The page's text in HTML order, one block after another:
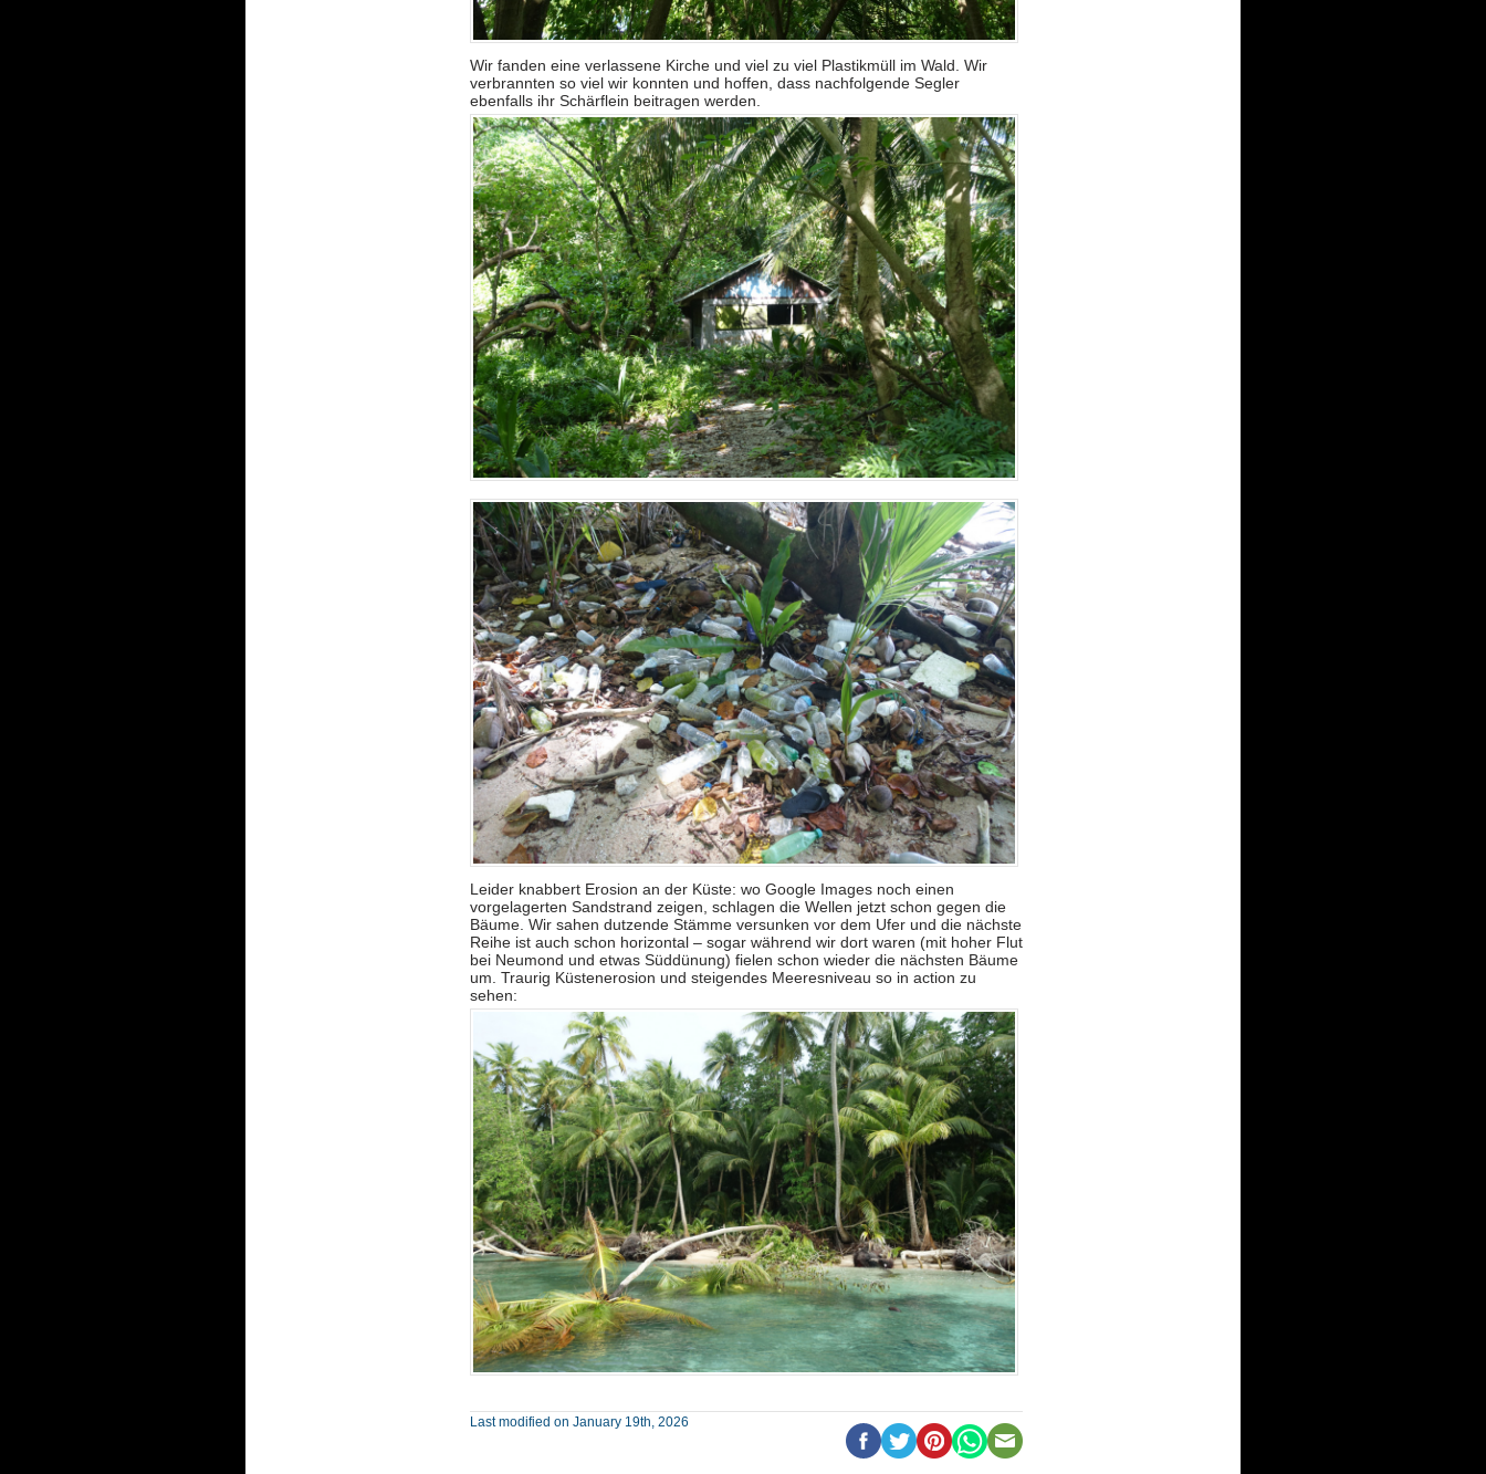
Wir fanden eine verlassene Kirche und viel zu viel Plastikmüll im Wald. Wir
verbrannten so viel wir konnten und hoffen, dass nachfolgende Segler
ebenfalls ihr Schärflein beitragen werden.
Leider knabbert Erosion an der Küste: wo Google Images noch einen
vorgelagerten Sandstrand zeigen, schlagen die Wellen jetzt schon gegen die
Bäume. Wir sahen dutzende Stämme versunken vor dem Ufer und die nächste
Reihe ist auch schon horizontal – sogar während wir dort waren (mit hoher Flut
bei Neumond und etwas Süddünung) fielen schon wieder die nächsten Bäume
um. Traurig Küstenerosion und steigendes Meeresniveau so in action zu
sehen:
Last modified on January 19th, 2026